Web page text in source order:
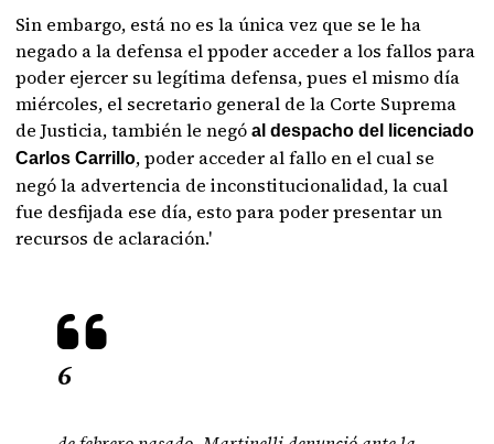
Sin embargo, está no es la única vez que se le ha
negado a la defensa el ppoder acceder a los fallos para
poder ejercer su legítima defensa, pues el mismo día
miércoles, el secretario general de la Corte Suprema
de Justicia, también le negóal despacho del licenciado
Carlos Carrillo, poder acceder al fallo en el cual se
negó la advertencia de inconstitucionalidad, la cual
fue desfijada ese día, esto para poder presentar un
recursos de aclaración.'
6